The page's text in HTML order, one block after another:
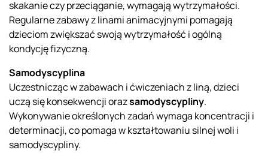
skakanie czy przeciąganie, wymagają wytrzymałości.
Regularne zabawy z linami animacyjnymi pomagają
dzieciom zwiększać swoją wytrzymałość i ogólną
kondycję fizyczną.
Samodyscyplina
Uczestnicząc w zabawach i ćwiczeniach z liną, dzieci
uczą się konsekwencji orazsamodyscypliny.
Wykonywanie określonych zadań wymaga koncentracji i
determinacji, co pomaga w kształtowaniu silnej woli i
samodyscypliny.